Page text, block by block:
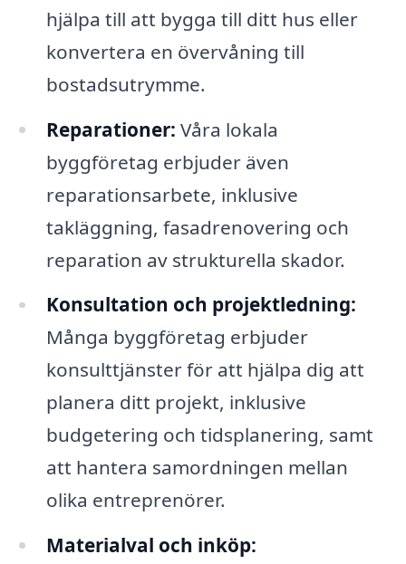
hjälpa till att bygga till ditt hus eller
konvertera en övervåning till
bostadsutrymme.
Reparationer: Våra lokala
byggföretag erbjuder även
reparationsarbete, inklusive
takläggning, fasadrenovering och
reparation av strukturella skador.
Konsultation och projektledning:
Många byggföretag erbjuder
konsulttjänster för att hjälpa dig att
planera ditt projekt, inklusive
budgetering och tidsplanering, samt
att hantera samordningen mellan
olika entreprenörer.
Materialval och inköp: